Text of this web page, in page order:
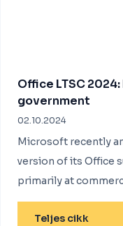
Office LTSC
government
02.10.2024
Microsoft recently
version of its Office
primarily at
Teljes cikk